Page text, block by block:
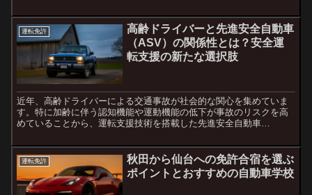
っ...
運転免許
高齢ドライバーと先進安全自動車
（ASV）の関係性とは？安全運
転支援の新たな選択肢
近年、高齢ドライバーによる交通事故が社会的な関心を集めていま
す。特に加齢に伴う認知機能や運動機能の低下が事故のリスクを高
めていることから、運転支援技術を搭載した先進安全自動車
の安...
運転免許
秋田から仙台への免許合宿を選ぶ
ポイントとおすすめの自動車学校